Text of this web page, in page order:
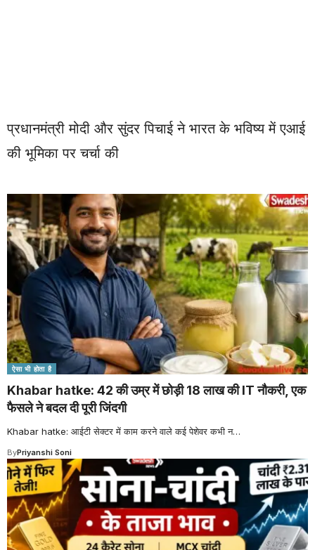
प्रधानमंत्री मोदी और सुंदर पिचाई ने भारत के भविष्य में एआई
की भूमिका पर चर्चा की
ऐसा भी होता है
Khabar hatke: 42 की उम्र में छोड़ी 18 लाख की IT नौकरी, एक
फैसले ने बदल दी पूरी जिंदगी
Khabar hatke: आईटी सेक्टर में काम करने वाले कई पेशेवर कभी न…
ByPriyanshi Soni